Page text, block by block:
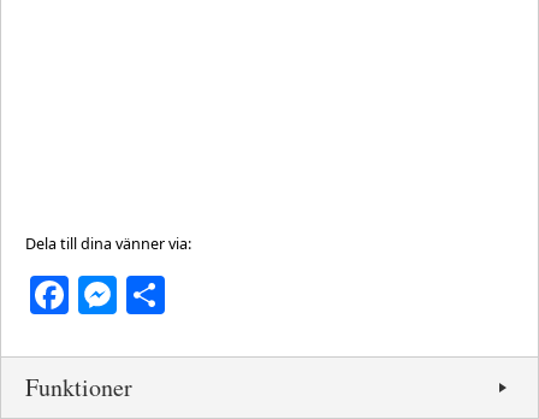
Dela till dina vänner via:
Facebook
Messenger
Funktioner